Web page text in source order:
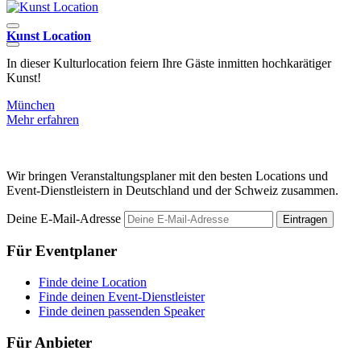
Kunst Location
In dieser Kulturlocation feiern Ihre Gäste inmitten hochkarätiger
Kunst!
München
Mehr erfahren
Wir bringen Veranstaltungsplaner mit den besten Locations und
Event-Dienstleistern in Deutschland und der Schweiz zusammen.
Deine E-Mail-Adresse Eintragen
Für Eventplaner
Finde deine Location
Finde deinen Event-Dienstleister
Finde deinen passenden Speaker
Für Anbieter